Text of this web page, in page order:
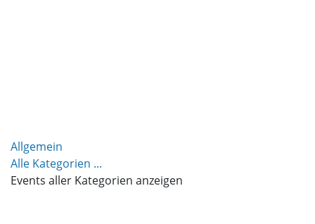
Allgemein
Alle Kategorien ...
Events aller Kategorien anzeigen